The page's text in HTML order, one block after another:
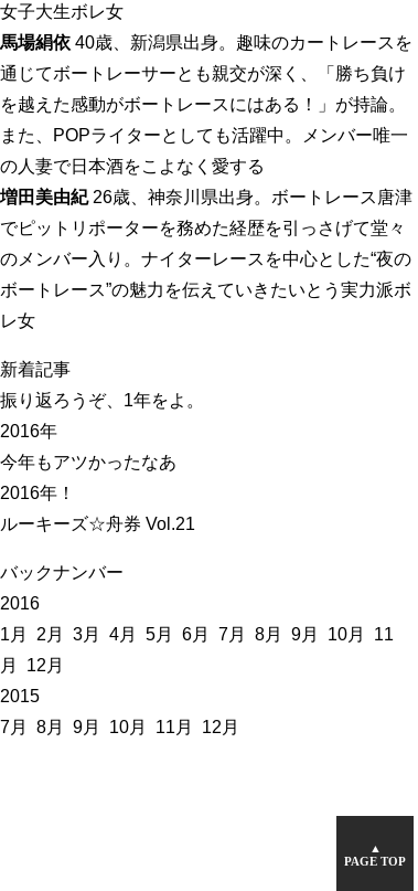
女子大生ボレ女
馬場絹依 40歳、新潟県出身。趣味のカートレースを
通じてボートレーサーとも親交が深く、「勝ち負け
を越えた感動がボートレースにはある！」が持論。
また、POPライターとしても活躍中。メンバー唯一
の人妻で日本酒をこよなく愛する
増田美由紀 26歳、神奈川県出身。ボートレース唐津
でピットリポーターを務めた経歴を引っさげて堂々
のメンバー入り。ナイターレースを中心とした“夜の
ボートレース”の魅力を伝えていきたいとう実力派ボ
レ女
新着記事
振り返ろうぞ、1年をよ。
2016年
今年もアツかったなあ
2016年！
ルーキーズ☆舟券 Vol.21
バックナンバー
2016
1月
2月 3月 4月 5月 6月 7月 8月 9月 10月
11
月
12月
2015
7月
8月 9月 10月 11月 12月
▲
PAGE TOP